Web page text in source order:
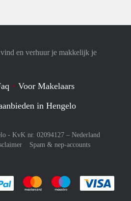
en verhuur je makkelijk je
Voor Makelaars
in Hengelo
- KvK nr. 02094127 – Nederland
Spam & nep-accounts
Je rekent gemakkelijk af met Paypal
Je rekent gemakkelijk af met
Je rekent